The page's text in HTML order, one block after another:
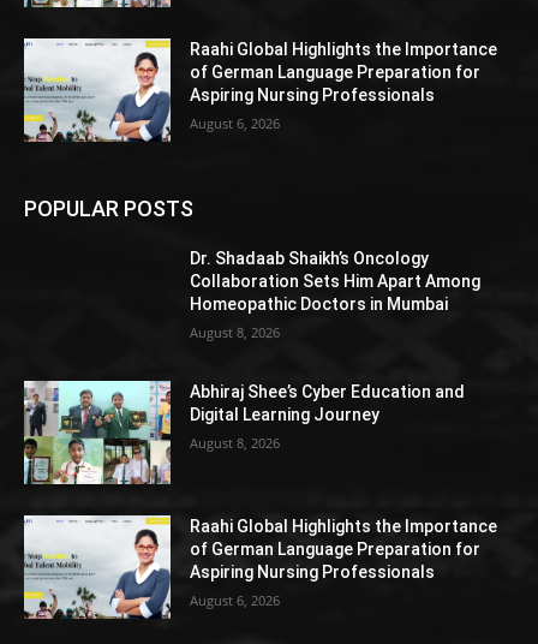
Raahi Global Highlights the Importance
of German Language Preparation for
Aspiring Nursing Professionals
August 6, 2026
POPULAR POSTS
Dr. Shadaab Shaikh’s Oncology
Collaboration Sets Him Apart Among
Homeopathic Doctors in Mumbai
August 8, 2026
Abhiraj Shee’s Cyber Education and
Digital Learning Journey
August 8, 2026
Raahi Global Highlights the Importance
of German Language Preparation for
Aspiring Nursing Professionals
August 6, 2026